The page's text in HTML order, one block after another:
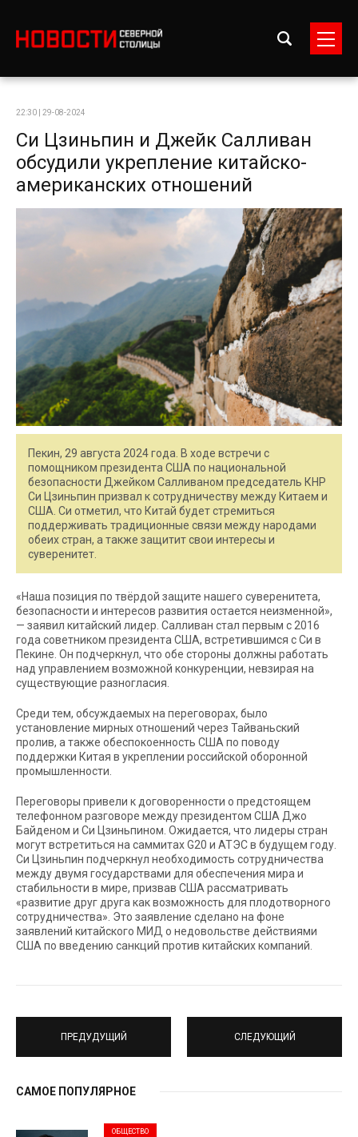
22:30 | 29-08-2024
Си Цзиньпин и Джейк Салливан
обсудили укрепление китайско-
американских отношений
Пекин, 29 августа 2024 года. В ходе встречи с
помощником президента США по национальной
безопасности Джейком Салливаном председатель КНР
Си Цзиньпин призвал к сотрудничеству между Китаем и
США. Си отметил, что Китай будет стремиться
поддерживать традиционные связи между народами
обеих стран, а также защитит свои интересы и
суверенитет.
«Наша позиция по твёрдой защите нашего суверенитета,
безопасности и интересов развития остается неизменной»,
— заявил китайский лидер. Салливан стал первым с 2016
года советником президента США, встретившимся с Си в
Пекине. Он подчеркнул, что обе стороны должны работать
над управлением возможной конкуренции, невзирая на
существующие разногласия.
Среди тем, обсуждаемых на переговорах, было
установление мирных отношений через Тайваньский
пролив, а также обеспокоенность США по поводу
поддержки Китая в укреплении российской оборонной
промышленности.
Переговоры привели к договоренности о предстоящем
телефонном разговоре между президентом США Джо
Байденом и Си Цзиньпином. Ожидается, что лидеры стран
могут встретиться на саммитах G20 и АТЭС в будущем году.
Си Цзиньпин подчеркнул необходимость сотрудничества
между двумя государствами для обеспечения мира и
стабильности в мире, призвав США рассматривать
«развитие друг друга как возможность для плодотворного
сотрудничества». Это заявление сделано на фоне
заявлений китайского МИД о недовольстве действиями
США по введению санкций против китайских компаний.
ПРЕДУДУЩИЙ СЛЕДУЮЩИЙ
САМОЕ ПОПУЛЯРНОЕ
ОБЩЕСТВО